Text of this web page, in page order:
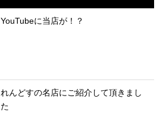
YouTubeに当店が！？
れんどすの名店にご紹介して頂きまし
た